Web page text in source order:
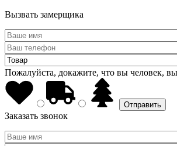
Вызвать замерщика
Пожалуйста, докажите, что вы человек,
Заказать звонок